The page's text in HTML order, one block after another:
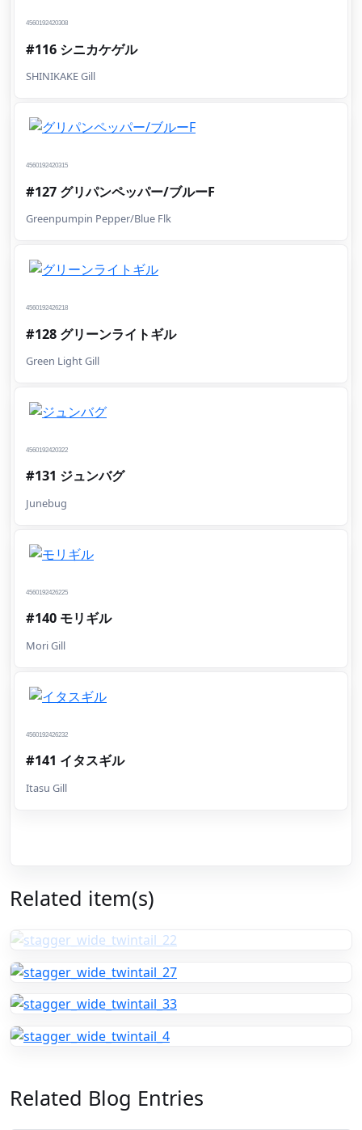
4560192420308
#116 シニカケゲル
SHINIKAKE Gill
4560192420315
#127 グリパンペッパー/ブルーF
Greenpumpin Pepper/Blue Flk
4560192426218
#128 グリーンライトギル
Green Light Gill
4560192420322
#131 ジュンバグ
Junebug
4560192426225
#140 モリギル
Mori Gill
4560192426232
#141 イタスギル
Itasu Gill
Related item(s)
Related Blog Entries